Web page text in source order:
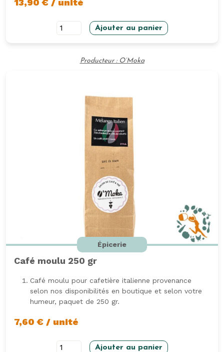
13,90€ / unité
quantité
de
Ajouter au panier
Producteur : O’Moka
Épicerie
Café moulu 250 gr
Café moulu pour cafetière italienne provenance
selon nos disponibilités en boutique et selon votre
humeur, paquet de 250 gr.
7,60€ / unité
quantité Ajouter au panier